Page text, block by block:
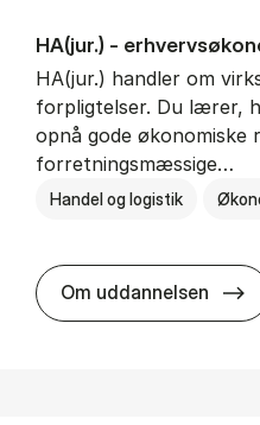
HA(jur.) -
HA(jur.) handler om
forpligtelser. Du lærer,
opnå gode
forretningsmæssige…
Handel og logistik
Om uddannelsen